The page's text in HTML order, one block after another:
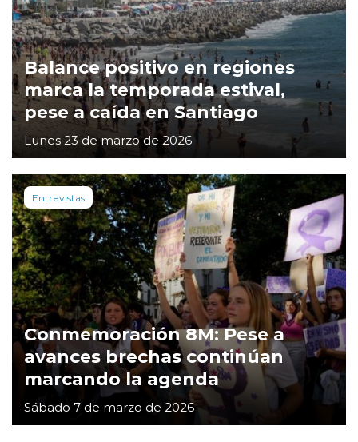
Balance positivo en regiones
marca la temporada estival,
pese a caída en Santiago
Lunes 23 de marzo de 2026
Entrevistas
Conmemoración 8M: Pese a
avances brechas continúan
marcando la agenda
Sábado 7 de marzo de 2026